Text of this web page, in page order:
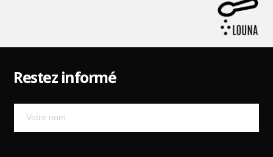
Restez informé